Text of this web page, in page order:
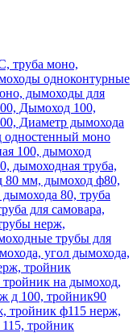
труба моно,
одноконтурные
дымоходы для
Дымоход 100,
Диаметр дымохода
одностенный моно
100, дымоход
дымоходная труба,
80 мм, дымоход ф80,
80, труба
для самовара,
нерж,
трубы для
угол дымохода,
тройник
на дымоход,
д 100, тройник90
тройник ф115 нерж,
тройник